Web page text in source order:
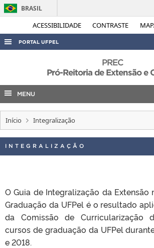
ACESSIBILIDADE CONTRASTE
BRASIL
Acesso
PORTAL UFPEL
AUDITORIA
COBALTO
CONCURSOS
INTERNACIONAL
TELEFONES
PREC
Pró-Reitoria de Extensão e
MENU
Início Integralização
INTEGRALIZAÇÃO
O Guia de Integralização da Extensão
Graduação da UFPel é o resultado
da Comissão de Curricularização
cursos de graduação da UFPel
e 2018.